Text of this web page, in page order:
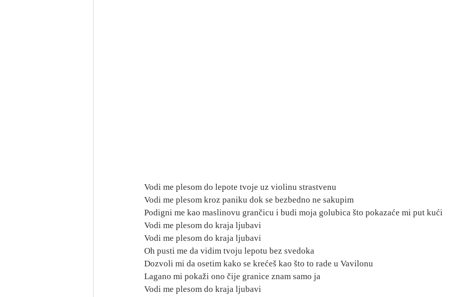
Vodi me plesom do lepote tvoje uz violinu strastvenu
Vodi me plesom kroz paniku dok se bezbedno ne sakupim
Podigni me kao maslinovu grančicu i budi moja golubica što pokazaće mi put kući
Vodi me plesom do kraja ljubavi
Vodi me plesom do kraja ljubavi
Oh pusti me da vidim tvoju lepotu bez svedoka
Dozvoli mi da osetim kako se krećeš kao što to rade u Vavilonu
Lagano mi pokaži ono čije granice znam samo ja
Vodi me plesom do kraja ljubavi